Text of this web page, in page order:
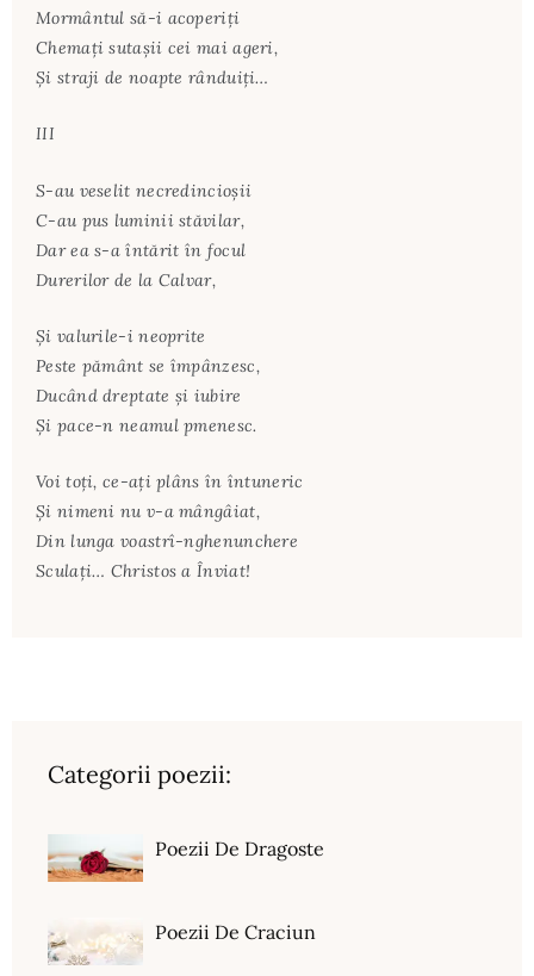
Mormântul să-i acoperiți
Chemați sutașii cei mai ageri,
Și straji de noapte rânduiți…
III
S-au veselit necredincioșii
C-au pus luminii stăvilar,
Dar ea s-a întărit în focul
Durerilor de la Calvar,
Și valurile-i neoprite
Peste pământ se împânzesc,
Ducând dreptate și iubire
Și pace-n neamul pmenesc.
Voi toți, ce-ați plâns în întuneric
Și nimeni nu v-a mângâiat,
Din lunga voastrî-nghenunchere
Sculați… Christos a Înviat!
Categorii poezii:
Poezii De Dragoste
Poezii De Craciun